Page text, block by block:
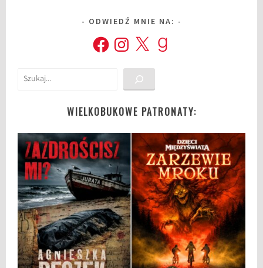
ODWIEDŹ MNIE NA:
FacebookInstagram
X Goodreads
Szukaj
WIELKOBUKOWE PATRONATY: